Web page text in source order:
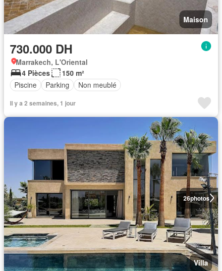
Maison
730.000 DH
Marrakech, L'Oriental
4 Pièces
150 m²
Piscine
Parking Non meublé
Il y a 2 semaines, 1 jour
26photos
Villa